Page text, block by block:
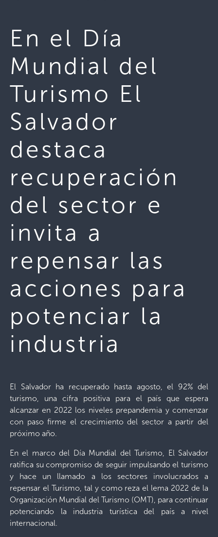
En el Día
Mundial del
Turismo El
Salvador
destaca
recuperación
del sector e
invita a
repensar las
acciones para
potenciar la
industria
El Salvador ha recuperado hasta agosto, el 92% del
turismo, una cifra positiva para el país que espera
alcanzar en 2022 los niveles prepandemia y comenzar
con paso firme el crecimiento del sector a partir del
próximo año.
En el marco del Día Mundial del Turismo, El Salvador
ratifica su compromiso de seguir impulsando el turismo
y hace un llamado a los sectores involucrados a
repensar el Turismo, tal y como reza el lema 2022 de la
Organización Mundial del Turismo (OMT), para continuar
potenciando la industria turística del país a nivel
internacional.